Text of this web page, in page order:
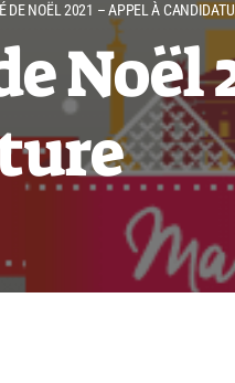
DE NOËL 2021 – APPEL À
Noël